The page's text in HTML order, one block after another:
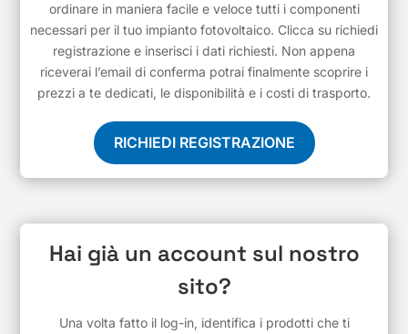
ordinare in maniera facile e veloce tutti i componenti
necessari per il tuo impianto fotovoltaico. Clicca su richiedi
registrazione e inserisci i dati richiesti. Non appena
riceverai l’email di conferma potrai finalmente scoprire i
prezzi a te dedicati, le disponibilità e i costi di trasporto.
RICHIEDI REGISTRAZIONE
Hai già un account sul nostro
sito?
Una volta fatto il log-in, identifica i prodotti che ti